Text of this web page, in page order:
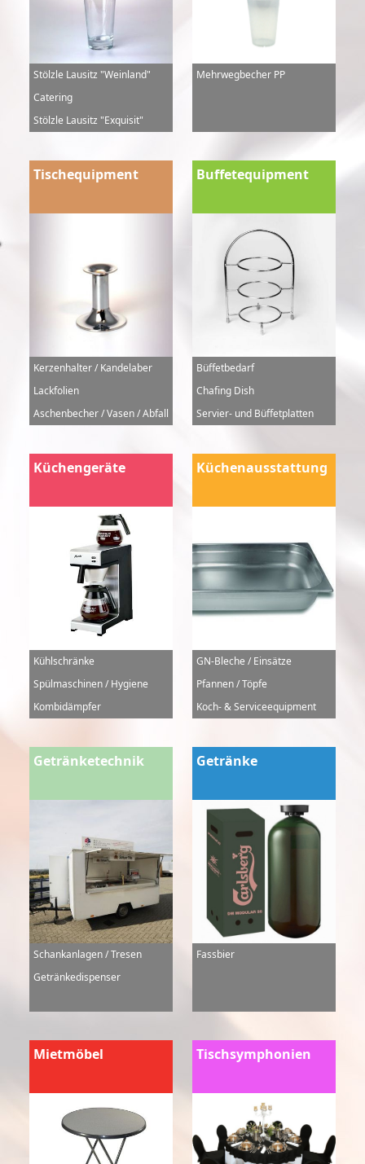
Stölzle Lausitz "Weinland"
Catering
Stölzle Lausitz "Exquisit"
Mehrwegbecher PP
Tischequipment
Kerzenhalter / Kandelaber
Lackfolien
Aschenbecher / Vasen / Abfall
Buffetequipment
Büffetbedarf
Chafing Dish
Servier- und Büffetplatten
Küchengeräte
Kühlschränke
Spülmaschinen / Hygiene
Kombidämpfer
Küchenausstattung
GN-Bleche / Einsätze
Pfannen / Töpfe
Koch- & Serviceequipment
Getränketechnik
Schankanlagen / Tresen
Getränkedispenser
Getränke
Fassbier
Mietmöbel Tischsymphonien